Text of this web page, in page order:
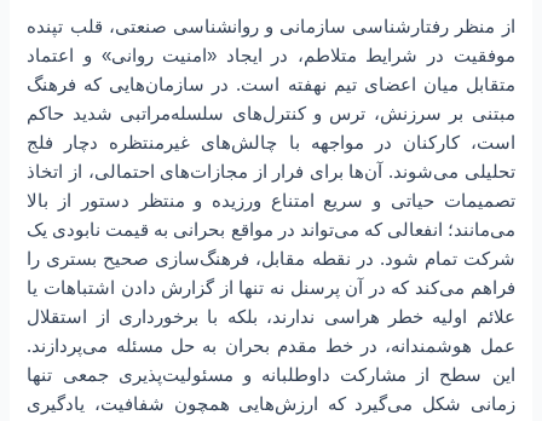
از منظر رفتارشناسی سازمانی و روانشناسی صنعتی، قلب تپنده
موفقیت در شرایط متلاطم، در ایجاد «امنیت روانی» و اعتماد
متقابل میان اعضای تیم نهفته است. در سازمان‌هایی که فرهنگ
مبتنی بر سرزنش، ترس و کنترل‌های سلسله‌مراتبی شدید حاکم
است، کارکنان در مواجهه با چالش‌های غیرمنتظره دچار فلج
تحلیلی می‌شوند. آن‌ها برای فرار از مجازات‌های احتمالی، از اتخاذ
تصمیمات حیاتی و سریع امتناع ورزیده و منتظر دستور از بالا
می‌مانند؛ انفعالی که می‌تواند در مواقع بحرانی به قیمت نابودی یک
شرکت تمام شود. در نقطه مقابل، فرهنگ‌سازی صحیح بستری را
فراهم می‌کند که در آن پرسنل نه تنها از گزارش دادن اشتباهات یا
علائم اولیه خطر هراسی ندارند، بلکه با برخورداری از استقلال
عمل هوشمندانه، در خط مقدم بحران به حل مسئله می‌پردازند.
این سطح از مشارکت داوطلبانه و مسئولیت‌پذیری جمعی تنها
زمانی شکل می‌گیرد که ارزش‌هایی همچون شفافیت، یادگیری